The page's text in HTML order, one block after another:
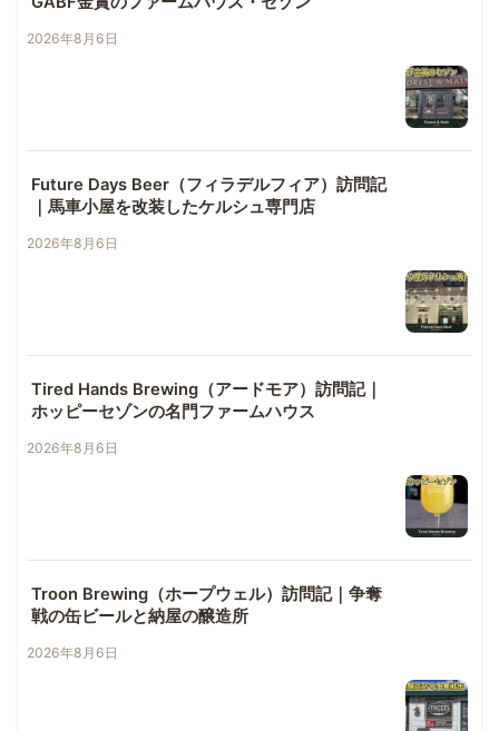
2026年8月6日
Future Days Beer（フィラデルフィア）訪問記
｜馬車小屋を改装したケルシュ専門店
2026年8月6日
Tired Hands Brewing（アードモア）訪問記｜
ホッピーセゾンの名門ファームハウス
2026年8月6日
Troon Brewing（ホープウェル）訪問記｜争奪
戦の缶ビールと納屋の醸造所
2026年8月6日